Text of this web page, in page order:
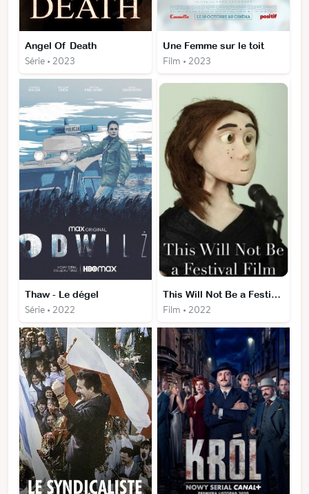
Angel Of Death
Série • 2023
Une Femme sur le toit
Film • 2023
Thaw - Le dégel
Série • 2022
This Will Not Be a Festival Film
Film • 2022